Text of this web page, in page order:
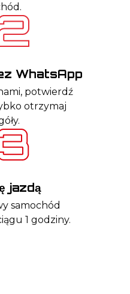
WhatsApp
potwierdź
otrzymaj
jazdą
samochód
1 godziny.